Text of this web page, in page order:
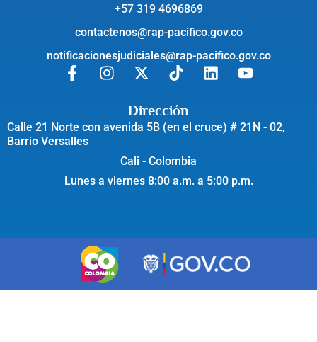
+57 319 4696869
contactenos@rap-pacifico.gov.co
notificacionesjudiciales@rap-pacifico.gov.co
Dirección
Calle 21 Norte con avenida 5B (en el cruce) # 21N - 02,
Barrio Versalles
Cali - Colombia
Lunes a viernes 8:00 a.m. a 5:00 p.m.